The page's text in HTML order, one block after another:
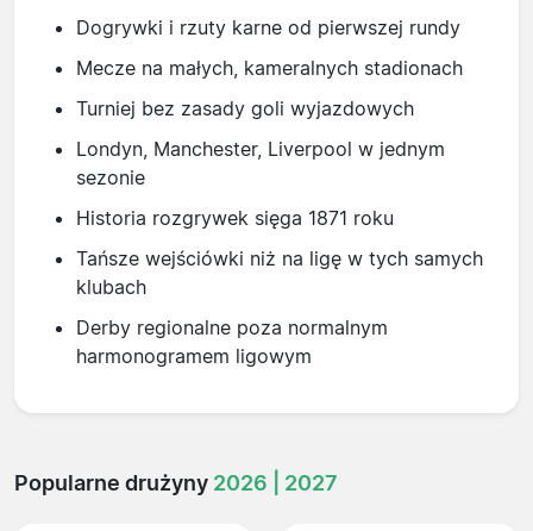
Dogrywki i rzuty karne od pierwszej rundy
Mecze na małych, kameralnych stadionach
Turniej bez zasady goli wyjazdowych
Londyn, Manchester, Liverpool w jednym
sezonie
Historia rozgrywek sięga 1871 roku
Tańsze wejściówki niż na ligę w tych samych
klubach
Derby regionalne poza normalnym
harmonogramem ligowym
Popularne drużyny 2026 | 2027